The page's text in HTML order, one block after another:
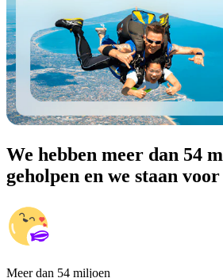
We hebben meer dan 54
geholpen en we staan
Meer dan 54 miljoen